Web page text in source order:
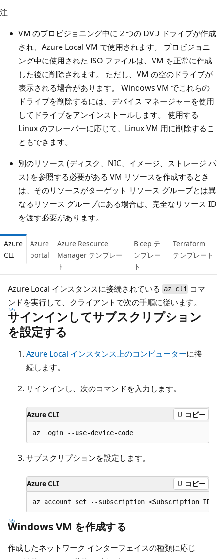
注
VM のプロビジョニング中に 2 つの DVD ドライブが作成
され、Azure Local VM で使用されます。 プロビジョニ
ング中に使用された ISO ファイルは、VM を正常に作成
した後に削除されます。 ただし、VM の空のドライブが
表示される場合があります。 Windows VM でこれらの
ドライブを削除するには、デバイス マネージャーを使用
してドライブをアンインストールします。 使用する
Linux のフレーバーに応じて、Linux VM 用に削除するこ
ともできます。
別のリソース (ディスク、NIC、イメージ、ストレージ パ
ス) を参照する必要がある VM リソースを作成するとき
は、そのリソースがターゲット リソース グループとは異
なるリソース グループにある場合は、完全なリソース ID
を渡す必要があります。
Azure
CLI
Azure
portal
Azure Resource
Manager テンプレー
ト
Bicep テ
ンプレー
ト
Terraform
テンプレート
Azure Local インスタンスに接続されている az cli コマ
ンドを実行して、クライアントで次の手順に従います。
サインインしてサブスクリプション
を設定する
Azure Local インスタンス上のコンピューターに接
続します。
サインインし、次のコマンドを入力します。
Azure CLI コピー
サブスクリプションを設定します。
Azure CLI コピー
Windows VM を作成する
作成したネットワーク インターフェイスの種類に応じ